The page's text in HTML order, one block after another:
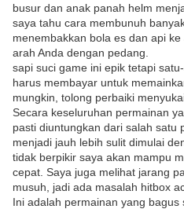
busur dan anak panah helm
saya tahu cara membunuh
menembakkan bola es dan api
arah Anda dengan pedang.
sapi suci game ini epik tetapi
harus membayar untuk
mungkin, tolong perbaiki
Secara keseluruhan permainan
pasti diuntungkan dari salah satu
menjadi jauh lebih sulit dimulai
tidak berpikir saya akan mampu
cepat. Saya juga melihat jarang
musuh, jadi ada masalah hitbox
Ini adalah permainan yang bagus